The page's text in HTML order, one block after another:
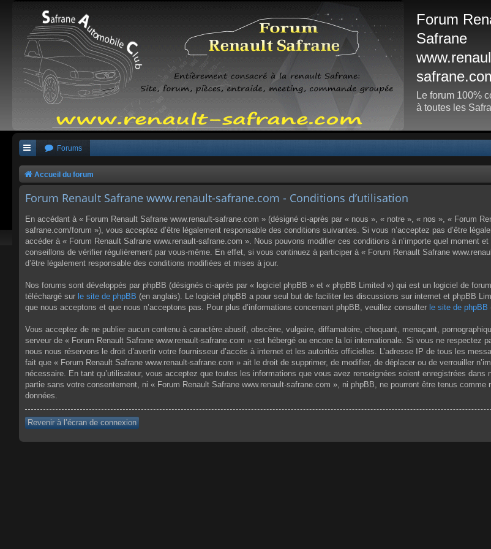
Forum
Safrane
Le forum 100%
à toutes les
Forums
Accueil du forum
Forum Renault Safrane www.renault-safrane.com - Conditions d’utilisation
En accédant à « Forum Renault Safrane www.renault-safrane.com » (désigné ci-après par « nous », « notre », « nos », « Forum
safrane.com/forum »), vous acceptez d’être légalement responsable des conditions suivantes. Si vous n’acceptez pas d’être
accéder à « Forum Renault Safrane www.renault-safrane.com ». Nous pouvons modifier ces conditions à n’importe quel moment
conseillons de vérifier régulièrement par vous-même. En effet, si vous continuez à participer à « Forum Renault Safrane
d’être légalement responsable des conditions modifiées et mises à jour.
Nos forums sont développés par phpBB (désignés ci-après par « logiciel phpBB » et « phpBB Limited ») qui est un logiciel de
téléchargé sur le site de phpBB (en anglais). Le logiciel phpBB a pour seul but de faciliter les discussions sur internet et phpBB
que nous acceptons et que nous n’acceptons pas. Pour plus d’informations concernant phpBB, veuillez consulter le site de phpBB
Vous acceptez de ne publier aucun contenu à caractère abusif, obscène, vulgaire, diffamatoire, choquant, menaçant,
serveur de « Forum Renault Safrane www.renault-safrane.com » est hébergé ou encore la loi internationale. Si vous ne
nous nous réservons le droit d’avertir votre fournisseur d’accès à internet et les autorités officielles. L’adresse IP de tous les
fait que « Forum Renault Safrane www.renault-safrane.com » ait le droit de supprimer, de modifier, de déplacer ou de verrouiller
nécessaire. En tant qu’utilisateur, vous acceptez que toutes les informations que vous avez renseignées soient enregistrées
partie sans votre consentement, ni « Forum Renault Safrane www.renault-safrane.com », ni phpBB, ne pourront être tenus
données.
Revenir à l’écran de connexion